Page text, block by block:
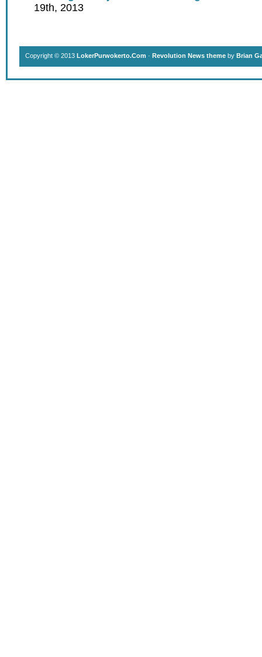
19th, 2013
Copyright © 2013 LokerPurwokerto.Com · Revolution News theme by Brian